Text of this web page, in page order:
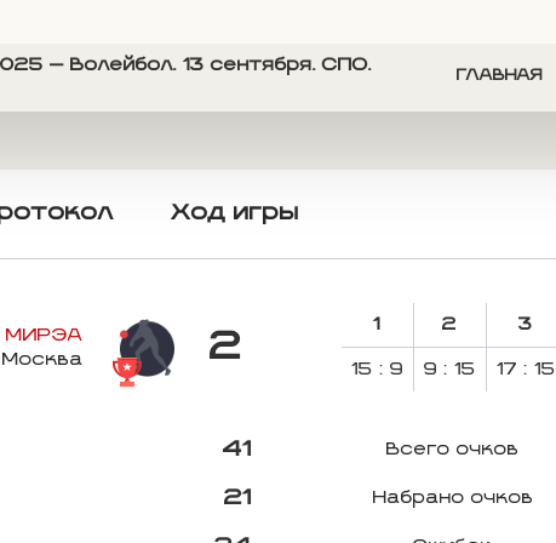
— Волейбол. 13 сентября. СПО.
ГЛАВНАЯ
Ход игры
МИРЭА
Москва
2
1
15 : 9
2
9 : 15
3
17 : 15
41 Всего очков
21 Набрано очков